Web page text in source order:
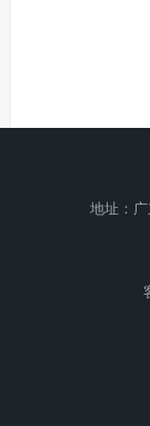
地址：